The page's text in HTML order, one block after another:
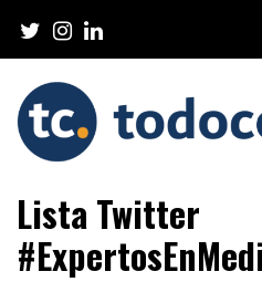
content
TodoComunica x
Institute
Lista Twitter